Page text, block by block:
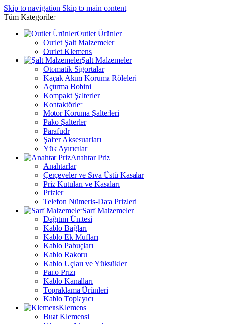
Skip to navigation Skip to main content
Tüm Kategoriler
Outlet Ürünler
Outlet Şalt Malzemeler
Outlet Klemens
Şalt Malzemeler
Otomatik Sigortalar
Kaçak Akım Koruma Röleleri
Açtırma Bobini
Kompakt Şalterler
Kontaktörler
Motor Koruma Şalterleri
Pako Şalterler
Parafudr
Şalter Aksesuarları
Yük Ayırıcılar
Anahtar Priz
Anahtarlar
Çerçeveler ve Sıva Üstü Kasalar
Priz Kutuları ve Kasaları
Prizler
Telefon Nümeris-Data Prizleri
Sarf Malzemeler
Dağıtım Ünitesi
Kablo Bağları
Kablo Ek Mufları
Kablo Pabuçları
Kablo Rakoru
Kablo Uçları ve Yüksükler
Pano Prizi
Kablo Kanalları
Topraklama Ürünleri
Kablo Toplayıcı
Klemens
Buat Klemensi